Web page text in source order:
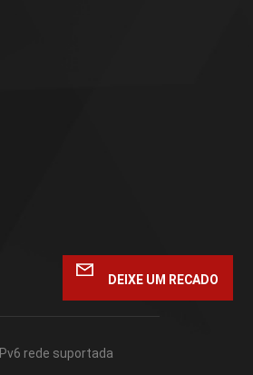
IPv6 rede suportada
DEIXE UM RECADO